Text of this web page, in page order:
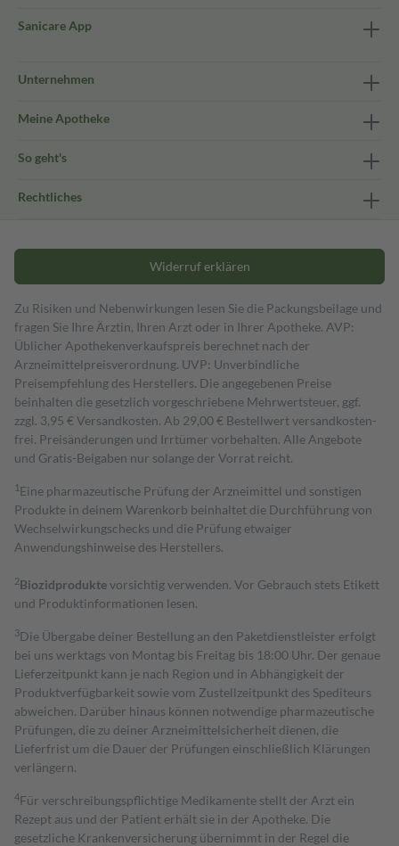
Sanicare App
Unternehmen
Meine Apotheke
So geht's
Rechtliches
Widerruf erklären
Zu Risiken und Nebenwirkungen lesen Sie die Packungsbeilage und
fragen Sie Ihre Ärztin, Ihren Arzt oder in Ihrer Apotheke. AVP:
Üblicher Apothekenverkaufspreis berechnet nach der
Arzneimittelpreisverordnung. UVP: Unverbindliche
Preisempfehlung des Herstellers. Die angegebenen Preise
beinhalten die gesetzlich vorgeschriebene Mehrwertsteuer, ggf.
zzgl. 3,95 € Versandkosten. Ab 29,00 € Bestell­wert versand­kosten­
frei. Preisänderungen und Irrtümer vorbehalten. Alle Angebote
und Gratis-Beigaben nur solange der Vorrat reicht.
1 Eine pharmazeutische Prüfung der Arzneimittel und sonstigen
Produkte in deinem Warenkorb beinhaltet die Durchführung von
Wechselwirkungschecks und die Prüfung etwaiger
Anwendungshinweise des Herstellers.
2Biozidproduktevorsichtig verwenden. Vor Gebrauch stets Etikett
und Produktinformationen lesen.
3Die Übergabe deiner Bestellung an den Paketdienstleister erfolgt
bei uns werktags von Montag bis Freitag bis 18:00 Uhr. Der genaue
Lieferzeitpunkt kann je nach Region und in Abhängigkeit der
Produktverfügbarkeit sowie vom Zustellzeitpunkt des Spediteurs
abweichen. Darüber hinaus können notwendige pharmazeutische
Prüfungen, die zu deiner Arzneimittelsicherheit dienen, die
Lieferfrist um die Dauer der Prüfungen einschließlich Klärungen
verlängern.
4Für verschreibungspflichtige Medikamente stellt der Arzt ein
Rezept aus und der Patient erhält sie in der Apotheke. Die
gesetzliche Krankenversicherung übernimmt in der Regel die